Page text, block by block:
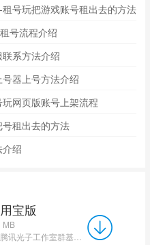
号玩把游戏账号租出去的方法
号流程介绍
系方法介绍
器上号方法介绍
网页版账号上架流程
租出去的方法
绍
宝版
MB